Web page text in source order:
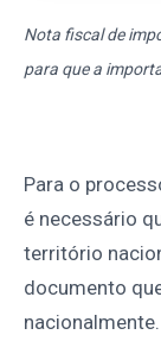
Nota fiscal de
para que a
Para o
é necessário
território
documento
nacionalmente.